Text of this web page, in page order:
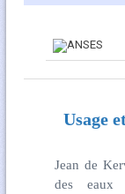
Usage
Jean de
des